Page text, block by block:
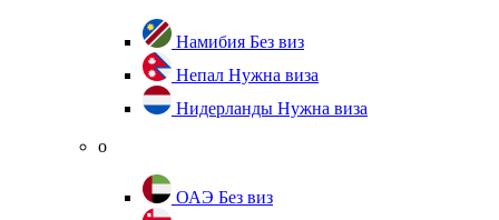
Намибия Без виз
Непал Нужна виза
Нидерланды Нужна виза
о
ОАЭ Без виз